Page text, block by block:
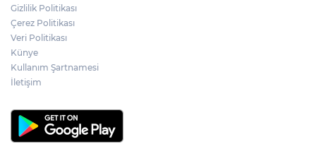
Gizlilik Politikası
Çerez Politikası
Veri Politikası
Künye
Kullanım Şartnamesi
İletişim